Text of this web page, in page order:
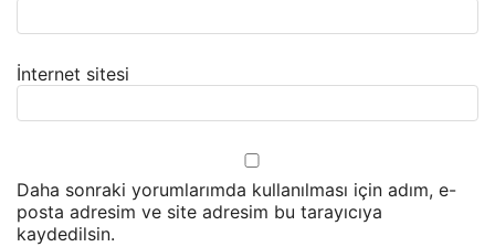
İnternet sitesi
Daha sonraki yorumlarımda kullanılması için adım, e-
posta adresim ve site adresim bu tarayıcıya
kaydedilsin.